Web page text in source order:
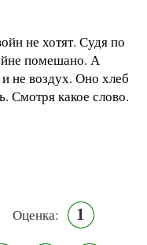
не хотят. Судя по
помешано. А
не воздух. Оно хлеб
Смотря какое слово.
Оценка: 1